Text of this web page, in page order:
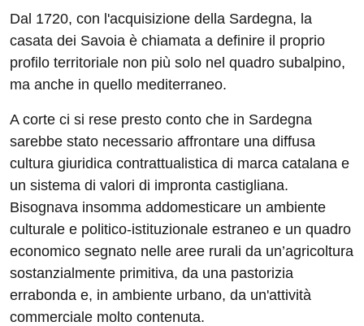
Dal 1720, con l'acquisizione della Sardegna, la
casata dei Savoia è chiamata a definire il proprio
profilo territoriale non più solo nel quadro subalpino,
ma anche in quello mediterraneo.
A corte ci si rese presto conto che in Sardegna
sarebbe stato necessario affrontare una diffusa
cultura giuridica contrattualistica di marca catalana e
un sistema di valori di impronta castigliana.
Bisognava insomma addomesticare un ambiente
culturale e politico-istituzionale estraneo e un quadro
economico segnato nelle aree rurali da un’agricoltura
sostanzialmente primitiva, da una pastorizia
errabonda e, in ambiente urbano, da un'attività
commerciale molto contenuta.